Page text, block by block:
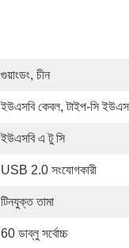
গুয়াংডং, চীন
ইউএসবি কেবল, টাইপ-সি
ইউএসবি এ টু সি
USB 2.0 সংযোগকারী
টিনযুক্ত তামা
60 ডাব্লু সর্বোচ্চ